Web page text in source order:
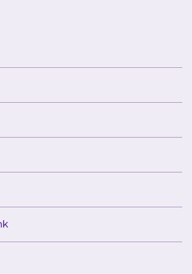
az UTE
rendes játékidőben nem
ezalatt sem jutnak dűlőre a
csütörtökön 20.45-kor kezdődő
segítői Tamási Patrik és
élőben közvetítjük!